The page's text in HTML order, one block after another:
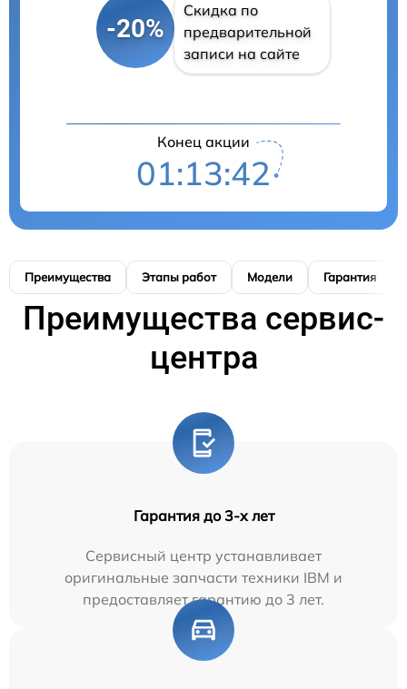
-20%
Скидка по
предварительной
записи на сайте
Конец акции
01:13:41
Преимущества Этапы работ Модели Гарантия
Преимущества сервис-
центра
Гарантия до 3-х лет
Сервисный центр устанавливает
оригинальные запчасти техники IBM и
предоставляет гарантию до 3 лет.